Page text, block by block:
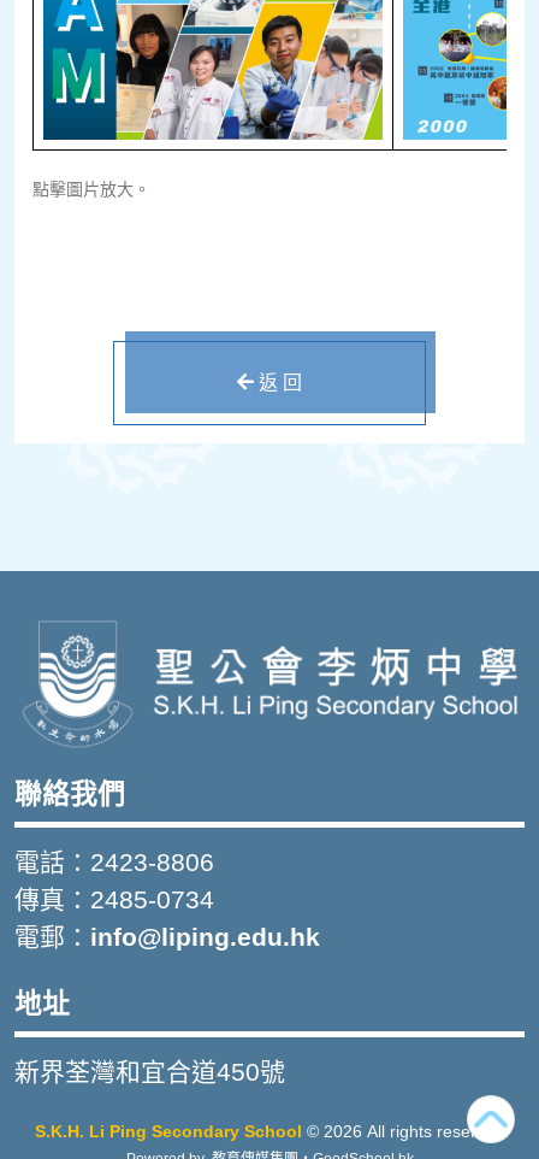
點擊圖片放大。
返 回
聯絡我們
電話：2423-8806
傳真：2485-0734
電郵： info@liping.edu.hk
地址
新界荃灣和宜合道450號
S.K.H. Li Ping Secondary School © 2026 All rights reserved